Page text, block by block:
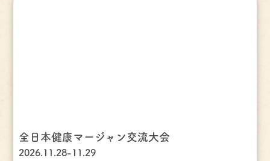
全日本健康マージャン交流大会
2026.11.28-11.29